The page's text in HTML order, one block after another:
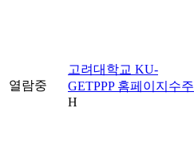
열람중
고려대학교 KU-
GETPPP 홈페이지수주
H